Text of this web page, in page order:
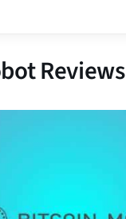
Reviews